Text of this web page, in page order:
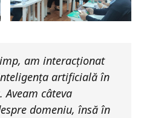
am interacționat
artificială în
câteva
domeniu, însă în